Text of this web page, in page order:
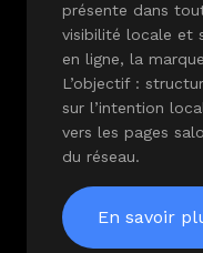
présente dans
visibilité locale et
en ligne, la
L’objectif :
sur l’intention
vers les pages
du réseau.
En savoir